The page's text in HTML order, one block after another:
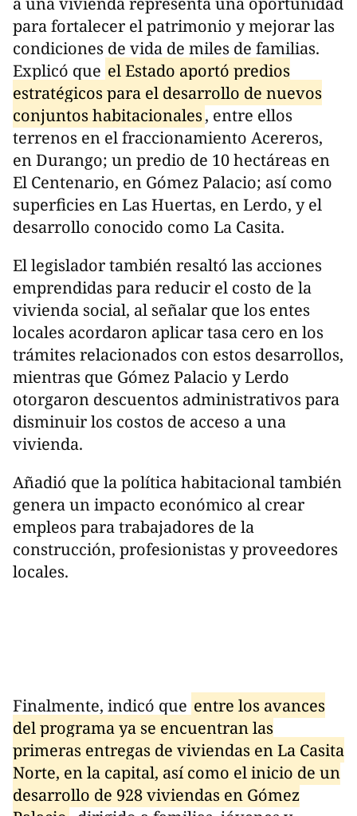
para fortalecer el patrimonio y mejorar las
condiciones de vida de miles de familias.
Explicó que el Estado aportó predios
estratégicos para el desarrollo de nuevos
conjuntos habitacionales, entre ellos
terrenos en el fraccionamiento Acereros,
en Durango; un predio de 10 hectáreas en
El Centenario, en Gómez Palacio; así como
superficies en Las Huertas, en Lerdo, y el
desarrollo conocido como La Casita.
El legislador también resaltó las acciones
emprendidas para reducir el costo de la
vivienda social, al señalar que los entes
locales acordaron aplicar tasa cero en los
trámites relacionados con estos desarrollos,
mientras que Gómez Palacio y Lerdo
otorgaron descuentos administrativos para
disminuir los costos de acceso a una
vivienda.
Añadió que la política habitacional también
genera un impacto económico al crear
empleos para trabajadores de la
construcción, profesionistas y proveedores
locales.
Finalmente, indicó que entre los avances
del programa ya se encuentran las
primeras entregas de viviendas en La Casita
Norte, en la capital, así como el inicio de un
desarrollo de 928 viviendas en Gómez